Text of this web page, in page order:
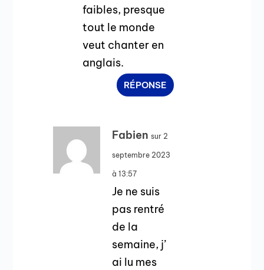
faibles, presque
tout le monde
veut chanter en
anglais.
RÉPONSE
Fabien sur 2
septembre 2023
à 13:57
Je ne suis
pas rentré
de la
semaine, j’
ai lu mes